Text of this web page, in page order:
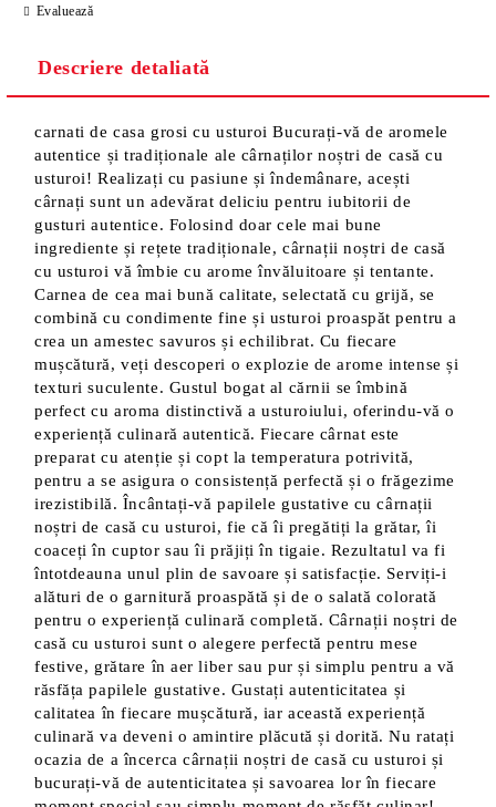
Evaluează
Descriere detaliată
carnati de casa grosi cu usturoi Bucurați-vă de aromele
autentice și tradiționale ale cârnaților noștri de casă cu
usturoi! Realizați cu pasiune și îndemânare, acești
cârnați sunt un adevărat deliciu pentru iubitorii de
gusturi autentice. Folosind doar cele mai bune
ingrediente și rețete tradiționale, cârnații noștri de casă
cu usturoi vă îmbie cu arome învăluitoare și tentante.
Carnea de cea mai bună calitate, selectată cu grijă, se
combină cu condimente fine și usturoi proaspăt pentru a
crea un amestec savuros și echilibrat. Cu fiecare
mușcătură, veți descoperi o explozie de arome intense și
texturi suculente. Gustul bogat al cărnii se îmbină
perfect cu aroma distinctivă a usturoiului, oferindu-vă o
experiență culinară autentică. Fiecare cârnat este
preparat cu atenție și copt la temperatura potrivită,
pentru a se asigura o consistență perfectă și o frăgezime
irezistibilă. Încântați-vă papilele gustative cu cârnații
noștri de casă cu usturoi, fie că îi pregătiți la grătar, îi
coaceți în cuptor sau îi prăjiți în tigaie. Rezultatul va fi
întotdeauna unul plin de savoare și satisfacție. Serviți-i
alături de o garnitură proaspătă și de o salată colorată
pentru o experiență culinară completă. Cârnații noștri de
casă cu usturoi sunt o alegere perfectă pentru mese
festive, grătare în aer liber sau pur și simplu pentru a vă
răsfăța papilele gustative. Gustați autenticitatea și
calitatea în fiecare mușcătură, iar această experiență
culinară va deveni o amintire plăcută și dorită. Nu ratați
ocazia de a încerca cârnații noștri de casă cu usturoi și
bucurați-vă de autenticitatea și savoarea lor în fiecare